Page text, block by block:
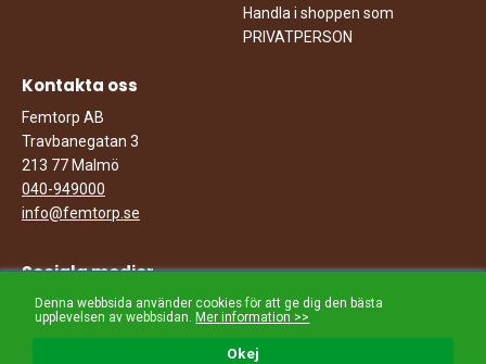
Okej
Denna webbsida använder cookies för att ge dig den bästa
upplevelsen av webbsidan.Mer information >>
Handla i shoppen som
PRIVATPERSON
Kontakta oss
Femtorp AB
Travbanegatan 3
213 77 Malmö
040-949000
info@femtorp.se
Sociala medier
Följ oss på sociala medier.